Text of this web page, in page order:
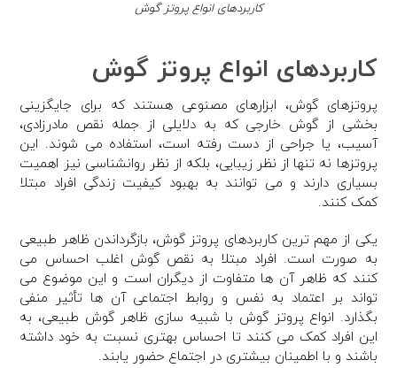
کاربردهای انواع پروتز گوش
کاربردهای انواع پروتز گوش
پروتزهای گوش، ابزارهای مصنوعی هستند که برای جایگزینی
بخشی از گوش خارجی که به دلایلی از جمله نقص مادرزادی،
آسیب، یا جراحی از دست رفته است، استفاده می شوند. این
پروتزها نه تنها از نظر زیبایی، بلکه از نظر روانشناسی نیز اهمیت
بسیاری دارند و می توانند به بهبود کیفیت زندگی افراد مبتلا
کمک کنند.
یکی از مهم ترین کاربردهای پروتز گوش، بازگرداندن ظاهر طبیعی
به صورت است. افراد مبتلا به نقص گوش اغلب احساس می
کنند که ظاهر آن ها متفاوت از دیگران است و این موضوع می
تواند بر اعتماد به نفس و روابط اجتماعی آن ها تأثیر منفی
بگذارد. انواع پروتز گوش با شبیه سازی ظاهر گوش طبیعی، به
این افراد کمک می کنند تا احساس بهتری نسبت به خود داشته
باشند و با اطمینان بیشتری در اجتماع حضور یابند.